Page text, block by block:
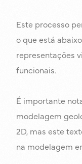
Este processo
o que está
representações
funcionais.
É importante
modelagem
2D, mas este
na modelagem